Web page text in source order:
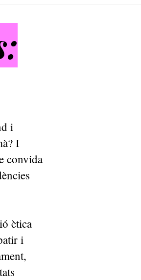
i
I
convida
ètica
i